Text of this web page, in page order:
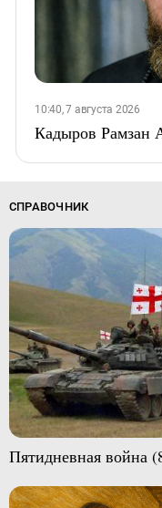
10:40, 7 августа 2026
Кадыров Рамзан
СПРАВОЧНИК
Пятидневная война